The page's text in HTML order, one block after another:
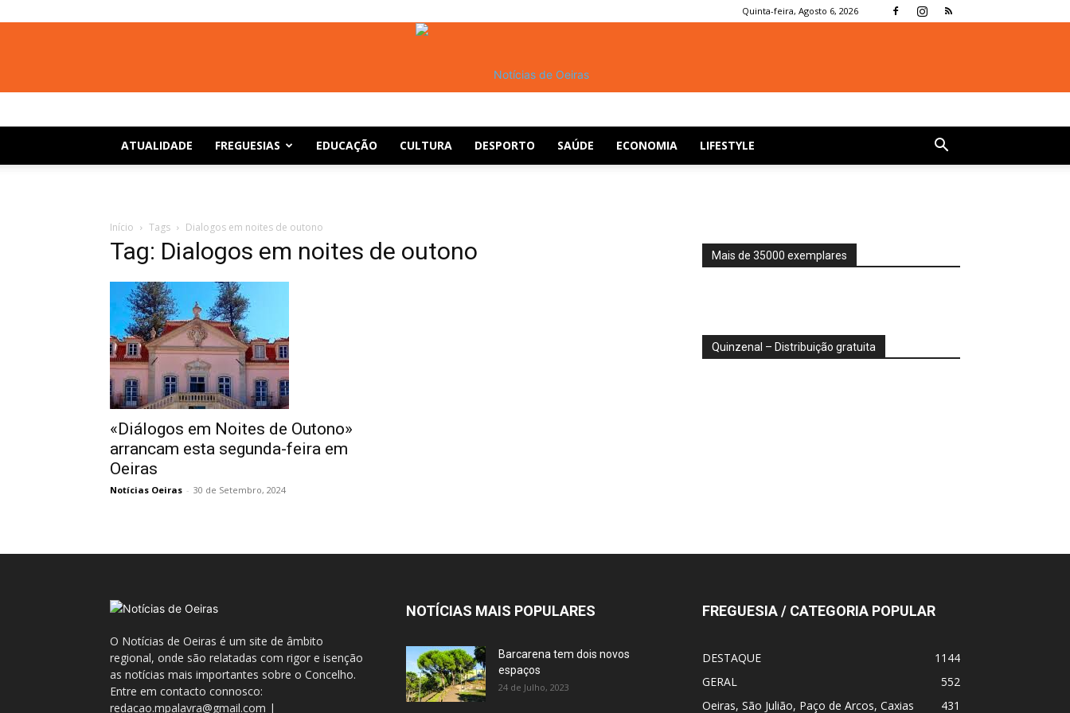
Quinta-feira, Agosto 6, 2026
ATUALIDADE FREGUESIAS EDUCAÇÃO CULTURA DESPORTO SAÚDE ECONOMIA LIFESTYLE
Início Tags Dialogos em noites de outono
Tag: Dialogos em noites de outono
«Diálogos em Noites de Outono»
arrancam esta segunda-feira em
Oeiras
Notícias Oeiras - 30 de Setembro, 2024
Mais de 35000 exemplares
Quinzenal – Distribuição gratuita
O Notícias de Oeiras é um site de âmbito
regional, onde são relatadas com rigor e isenção
as notícias mais importantes sobre o Concelho.
Entre em contacto connosco:
redacao.mpalavra@gmail.com |
NOTÍCIAS MAIS POPULARES
Barcarena tem dois novos
espaços
24 de Julho, 2023
FREGUESIA / CATEGORIA POPULAR
DESTAQUE
1144
GERAL
552
Oeiras, São Julião, Paço de Arcos, Caxias
431